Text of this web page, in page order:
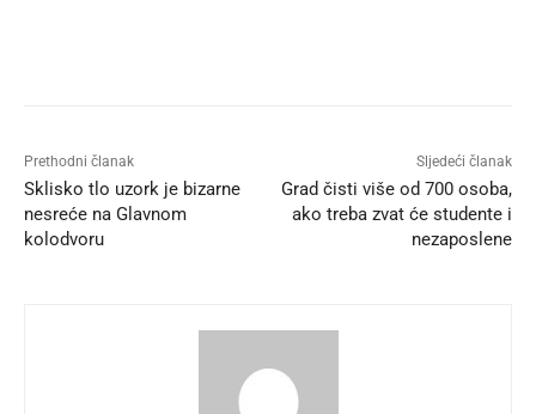
Prethodni članak
Sklisko tlo uzork je bizarne
nesreće na Glavnom
kolodvoru
Sljedeći članak
Grad čisti više od 700 osoba,
ako treba zvat će studente i
nezaposlene